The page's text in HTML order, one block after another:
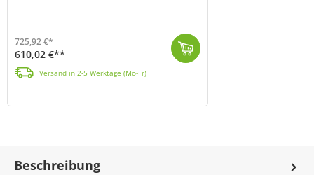
725,92 €*
610,02 €**
Versand in 2-5 Werktage (Mo-Fr)
Beschreibung